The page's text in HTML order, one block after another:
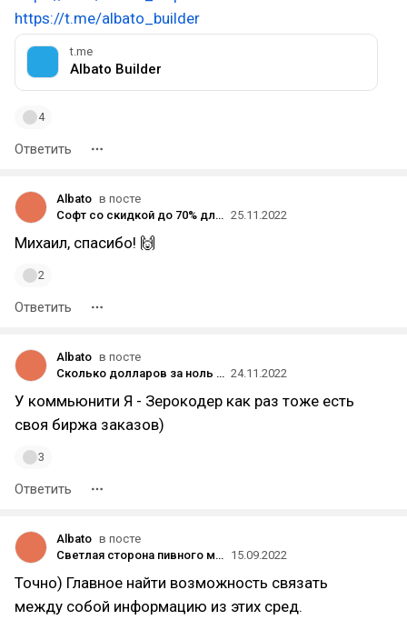
https://t.me/albato_builder
t.me
Albato Builder
4
Ответить
Albato в посте
Софт со скидкой до 70% для предпринимателей, компаний и фрилансеров 25.11.2022
Михаил, спасибо! 🙌
2
Ответить
Albato в посте
Сколько долларов за ноль кода? (и мы не про ленивых разработчиков) 24.11.2022
У коммьюнити Я - Зерокодер как раз тоже есть
своя биржа заказов)
3
Ответить
Albato в посте
Светлая сторона пивного мини-завода: как сократить цикл сделки по продаже пивоваренного оборудования в 2 раза 15.09.2022
Точно) Главное найти возможность связать
между собой информацию из этих сред.